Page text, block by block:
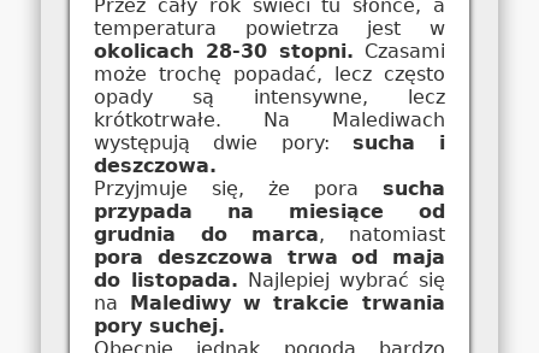
Przez cały rok świeci tu słońce, a
temperatura powietrza jest w
okolicach 28-30 stopni. Czasami
może trochę popadać, lecz często
opady są intensywne, lecz
krótkotrwałe. Na Malediwach
występują dwie pory: sucha i
deszczowa.
Przyjmuje się, że pora sucha
przypada na miesiące od
grudnia do marca, natomiast
pora deszczowa trwa od maja
do listopada. Najlepiej wybrać się
na
Malediwy w trakcie trwania
pory suchej.